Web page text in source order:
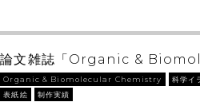
論文雑誌「Organic &
Organic & Biomolecular Chemistry 科学イ
表紙絵
制作実績